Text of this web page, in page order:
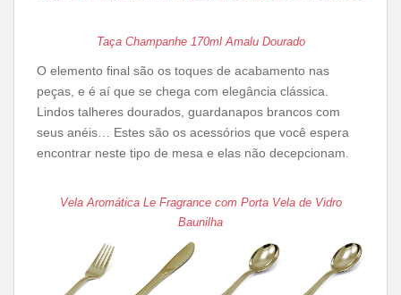
Taça Champanhe 170ml Amalu Dourado
O elemento final são os toques de acabamento nas
peças, e é aí que se chega com elegância clássica.
Lindos talheres dourados, guardanapos brancos com
seus anéis… Estes são os acessórios que você espera
encontrar neste tipo de mesa e elas não decepcionam.
Vela Aromática Le Fragrance com Porta Vela de Vidro
Baunilha